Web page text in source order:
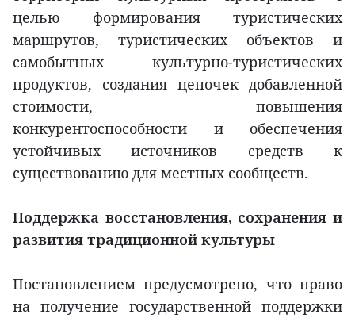
целью формирования туристических
маршрутов, туристических объектов и
самобытных культурно-туристических
продуктов, создания цепочек добавленной
стоимости, повышения
конкурентоспособности и обеспечения
устойчивых источников средств к
существованию для местных сообществ.
Поддержка восстановления, сохранения и
развития традиционной культуры
Постановлением предусмотрено, что право
на получение государственной поддержки